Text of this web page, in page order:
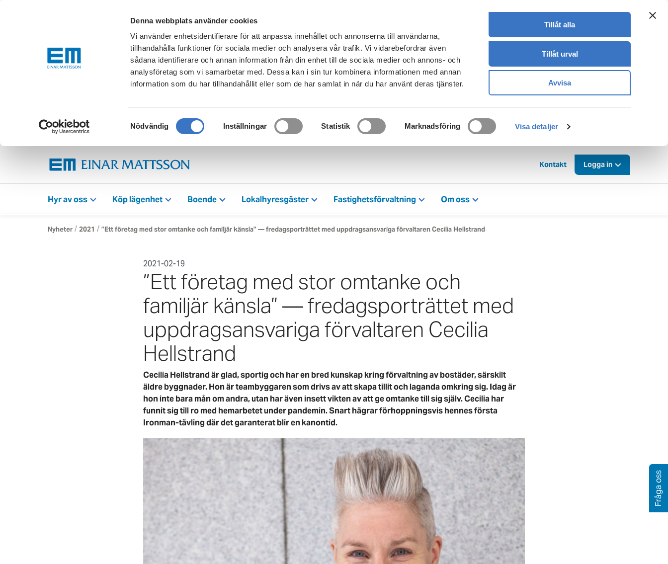
Denna webbplats använder cookies
Vi använder enhetsidentifierare för att anpassa innehållet och annonserna till användarna,
tillhandahålla funktioner för sociala medier och analysera vår trafik. Vi vidarebefordrar även
sådana identifierare och annan information från din enhet till de sociala medier och annons- och
analysföretag som vi samarbetar med. Dessa kan i sin tur kombinera informationen med annan
information som du har tillhandahållit eller som de har samlat in när du har använt deras tjänster.
Samtyckesval
Nödvändig Inställningar Statistik Marknadsföring Visa detaljer
Tillåt alla
Tillåt urval
Avvisa
Kontakt Logga in
Hyr av oss Köp lägenhet Boende Lokalhyresgäster Fastighetsförvaltning Om oss
Nyheter / 2021 / ”Ett företag med stor omtanke och familjär känsla” — fredagsporträttet med uppdragsansvariga förvaltaren Cecilia Hellstrand
2021-02-19
”Ett företag med stor omtanke och
familjär känsla” — fredagsporträttet med
uppdragsansvariga förvaltaren Cecilia
Hellstrand
Cecilia Hellstrand är glad, sportig och har en bred kunskap kring förvaltning av bostäder, särskilt
äldre byggnader. Hon är teambyggaren som drivs av att skapa tillit och laganda omkring sig. Idag är
hon inte bara mån om andra, utan har även insett vikten av att ge omtanke till sig själv. Cecilia har
funnit sig till ro med hemarbetet under pandemin. Snart hägrar förhoppningsvis hennes första
Ironman-tävling där det garanterat blir en kanontid.
Fråga oss